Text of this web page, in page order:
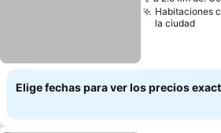
Habitaciones
la ciudad
Elige fechas para ver los precios